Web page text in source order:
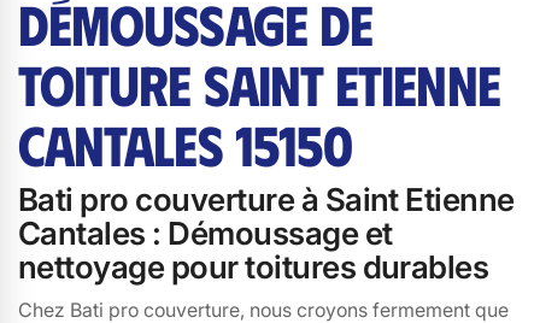
DÉMOUSSAGE DE
TOITURE SAINT ETIENNE
CANTALES 15150
Bati pro couverture à Saint Etienne
Cantales : Démoussage et
nettoyage pour toitures durables
Chez Bati pro couverture, nous croyons fermement que